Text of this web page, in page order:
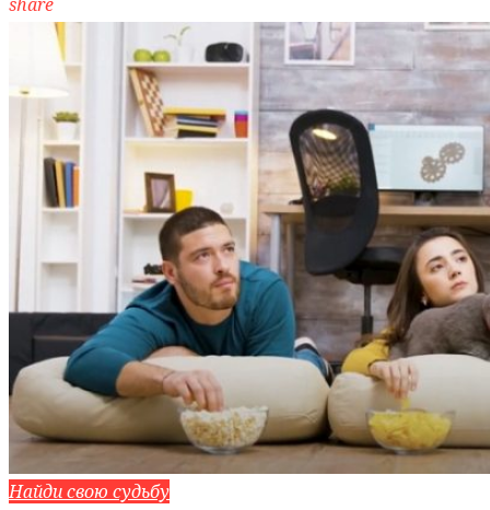
Найди свою судьбу